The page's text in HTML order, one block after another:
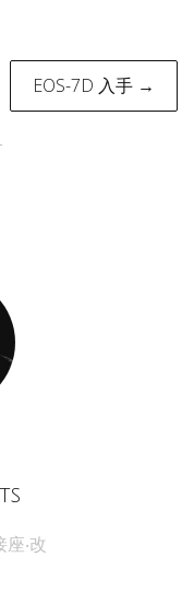
EOS-7D 入手 →
‧改